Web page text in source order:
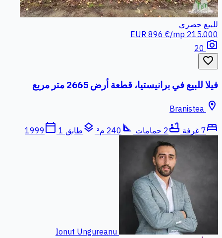
للبيع حصري
215.000 EUR
896 €/mp
photo_camera
favorite_border
فيلا للبيع في برانيستيا، قطعة أرض 2665 متر مربع
location_on
bed7 غرفة bathtub2 حمامات square_foot 240 م² layers طابق 1 calendar_today
1999
Ionut Ungureanu